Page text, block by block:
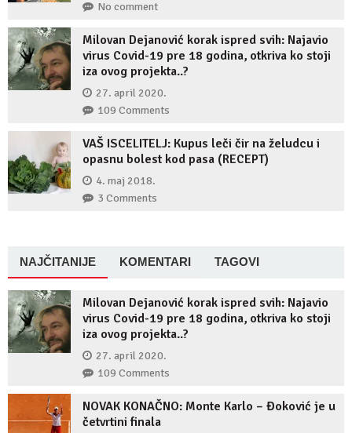
No comment
Milovan Dejanović korak ispred svih: Najavio
virus Covid-19 pre 18 godina, otkriva ko stoji
iza ovog projekta..?
27. april 2020.
109 Comments
VAŠ ISCELITELJ: Kupus leči čir na želudcu i
opasnu bolest kod pasa (RECEPT)
4. maj 2018.
3 Comments
NAJČITANIJE KOMENTARI TAGOVI
Milovan Dejanović korak ispred svih: Najavio
virus Covid-19 pre 18 godina, otkriva ko stoji
iza ovog projekta..?
27. april 2020.
109 Comments
NOVAK KONAČNO: Monte Karlo – Đoković je u
četvrtini finala